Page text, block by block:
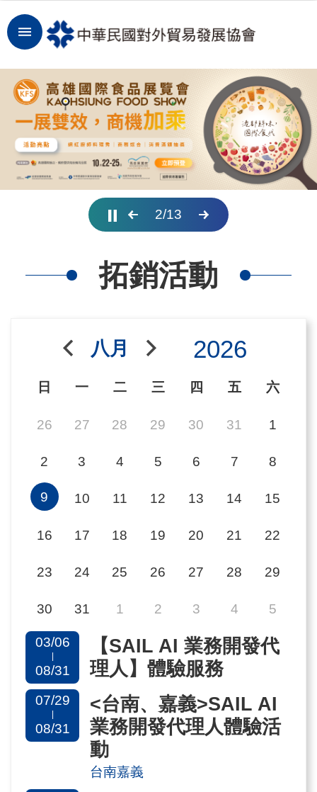
跳到主要內容區塊
登
入
開
拓
商
機
2/13
拓銷活動
八月 2026
日 一 二 三 四 五 六
26 27 28 29 30 31 1
2 3 4 5 6 7 8
9 10 11 12 13 14 15
16 17 18 19 20 21 22
23 24 25 26 27 28 29
30 31 1 2 3 4 5
03/06
08/31
【SAIL AI 業務開發代
理人】體驗服務
07/29
08/31
<台南、嘉義>SAIL AI
業務開發代理人體驗活
動
台南嘉義